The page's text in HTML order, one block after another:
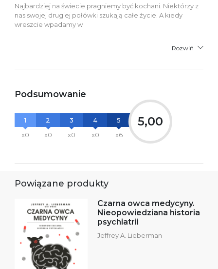
Najbardziej na świecie pragniemy być kochani. Niektórzy z
nas swojej drugiej połówki szukają całe życie. A kiedy
wreszcie wpadamy w
Rozwiń
Podsumowanie
1
x0
2
x0
3
x0
4
x0
5
x6
5,00
Powiązane produkty
Czarna owca medycyny.
Nieopowiedziana historia
psychiatrii
Jeffrey A. Lieberman